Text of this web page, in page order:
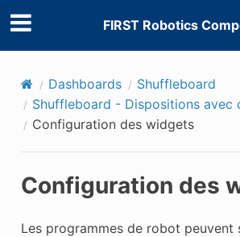
FIRST Robotics
Dashboards
Shuffleboard
Shuffleboard - Dispositions avec
Configuration des widgets
Configuration des
Les programmes de robot peuvent